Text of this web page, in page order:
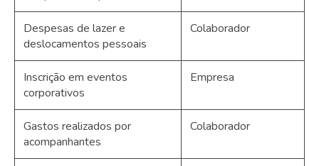
Despesas de lazer e
deslocamentos pessoais
Colaborador
Inscrição em eventos
corporativos
Empresa
Gastos realizados por
acompanhantes
Colaborador